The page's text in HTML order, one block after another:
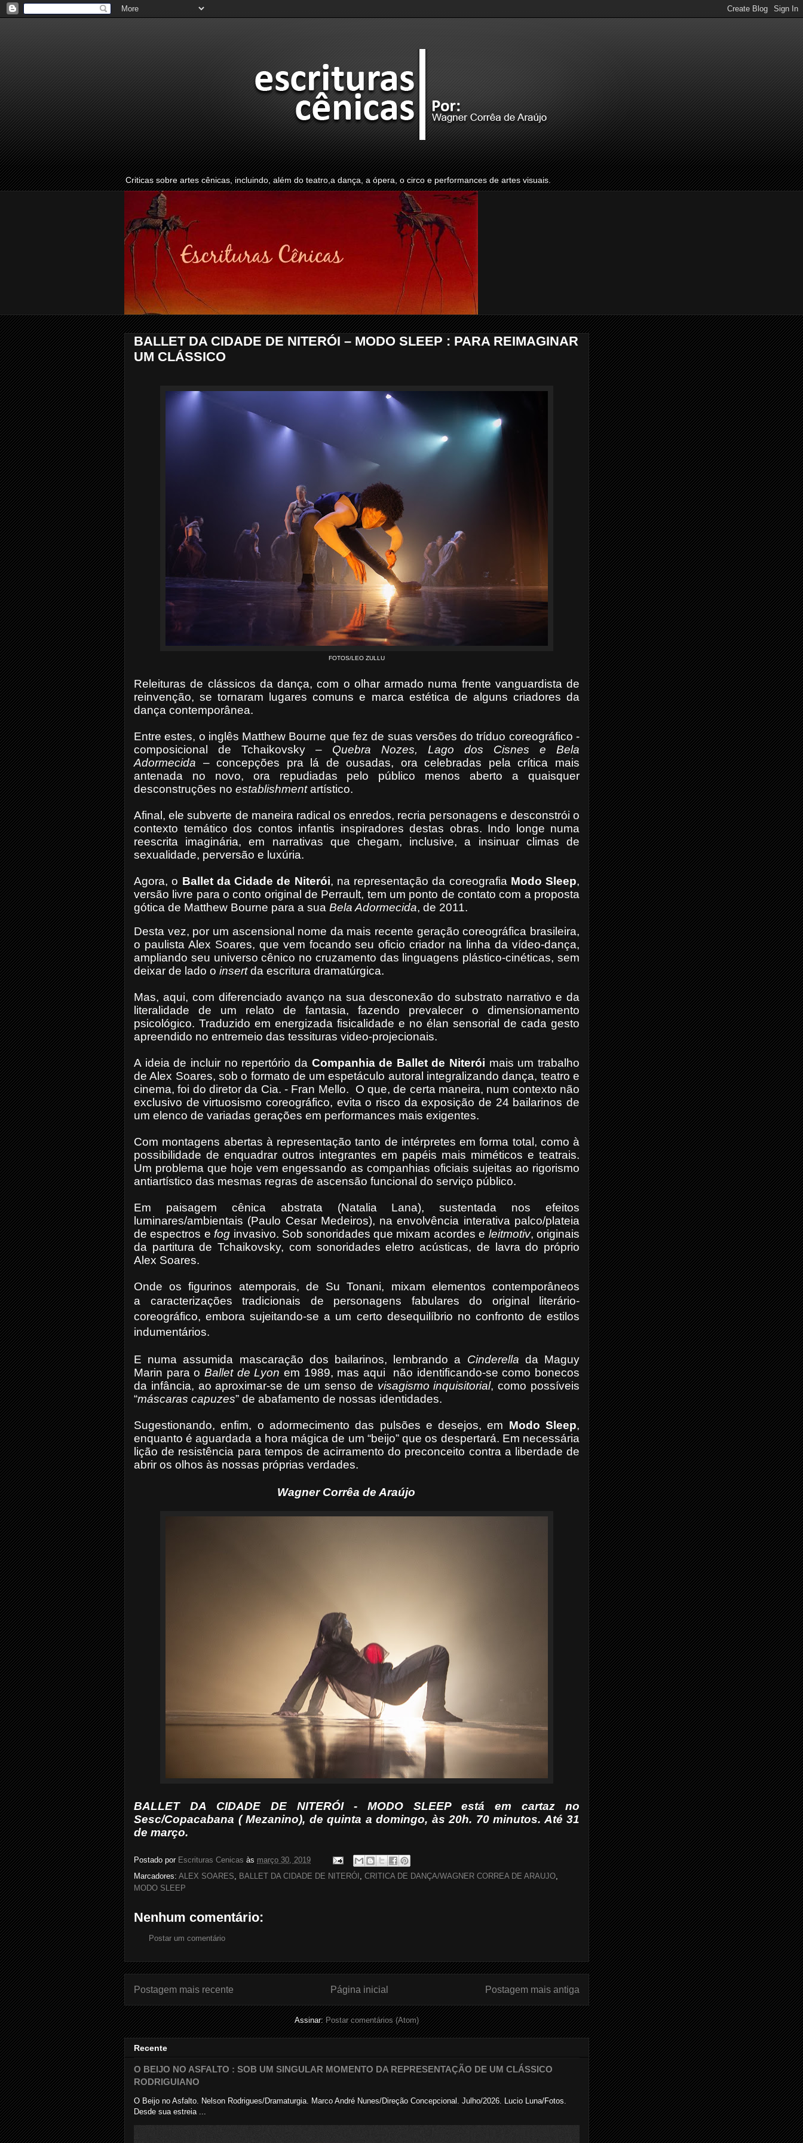
Criticas sobre artes cênicas, incluindo, além do teatro,a dança, a ópera, o circo e performances de artes visuais.
BALLET DA CIDADE DE NITERÓI – MODO SLEEP : PARA REIMAGINAR
UM CLÁSSICO
FOTOS/LEO ZULLU
Releituras de clássicos da dança, com o olhar armado numa frente vanguardista de
reinvenção, se tornaram lugares comuns e marca estética de alguns criadores da
dança contemporânea.
Entre estes, o inglês Matthew Bourne que fez de suas versões do tríduo coreográfico -
composicional de Tchaikovsky –
Quebra Nozes, Lago dos Cisnes e Bela
Adormecida – concepções pra lá de ousadas, ora celebradas pela crítica mais
antenada no novo, ora repudiadas pelo público menos aberto a quaisquer
desconstruções no establishmentartístico.
Afinal, ele subverte de maneira radical os enredos, recria personagens e desconstrói o
contexto temático dos contos infantis inspiradores destas obras. Indo longe numa
reescrita imaginária, em narrativas que chegam, inclusive, a insinuar climas de
sexualidade, perversão e luxúria.
Agora, o Ballet da Cidade de Niterói, na representação da coreografia Modo Sleep,
versão livre para o conto original de Perrault, tem um ponto de contato com a proposta
gótica de Matthew Bourne para a sua Bela Adormecida, de 2011.
Desta vez, por um ascensional nome da mais recente geração coreográfica brasileira,
o paulista Alex Soares, que vem focando seu oficio criador na linha da vídeo-dança,
ampliando seu universo cênico no cruzamento das linguagens plástico-cinéticas, sem
deixar de lado o insert da escritura dramatúrgica.
Mas, aqui, com diferenciado avanço na sua desconexão do substrato narrativo e da
literalidade de um relato de fantasia, fazendo prevalecer o dimensionamento
psicológico. Traduzido em energizada fisicalidade e no élan sensorial de cada gesto
apreendido no entremeio das tessituras video-projecionais.
A ideia de incluir no repertório da Companhia de Ballet de Niterói mais um trabalho
de Alex Soares, sob o formato de um espetáculo autoral integralizando dança, teatro e
cinema, foi do diretor da Cia. - Fran Mello.
O que, de certa maneira, num contexto não
exclusivo de virtuosismo coreográfico, evita o risco da exposição de 24 bailarinos de
um elenco de variadas gerações em performances mais exigentes.
Com montagens abertas à representação tanto de intérpretes em forma total, como à
possibilidade de enquadrar outros integrantes em papéis mais miméticos e teatrais.
Um problema que hoje vem engessando as companhias oficiais sujeitas ao rigorismo
antiartístico das mesmas regras de ascensão funcional do serviço público.
Em paisagem cênica abstrata (Natalia Lana), sustentada nos efeitos
luminares/ambientais (Paulo Cesar Medeiros), na envolvência interativa palco/plateia
de espectros e fog invasivo. Sob sonoridades que mixam acordes e leitmotiv, originais
da partitura de Tchaikovsky, com sonoridades eletro acústicas, de lavra do próprio
Alex Soares.
Onde os figurinos atemporais, de Su Tonani, mixam elementos contemporâneos
a caracterizações tradicionais de personagens fabulares do original literário-
coreográfico, embora sujeitando-se a um certo desequilíbrio no confronto de estilos
indumentários.
E numa assumida mascaração dos bailarinos, lembrando a Cinderella da Maguy
Marin para o Ballet de Lyon em 1989, mas aqui
não identificando-se como bonecos
da infância, ao aproximar-se de um senso de visagismo inquisitorial, como possíveis
“máscaras capuzes” de abafamento de nossas identidades.
Sugestionando, enfim, o adormecimento das pulsões e desejos, em Modo Sleep,
enquanto é aguardada a hora mágica de um “beijo” que os despertará. Em necessária
lição de resistência para tempos de acirramento do preconceito contra a liberdade de
abrir os olhos às nossas próprias verdades.
Wagner Corrêa de Araújo
BALLET DA CIDADE DE NITERÓI - MODO SLEEP está em cartaz no
Sesc/Copacabana ( Mezanino), de quinta a domingo, às 20h. 70 minutos. Até 31
de março.
Postado por Escrituras Cenicas às março 30, 2019
Marcadores: ALEX SOARES BALLET DA CIDADE DE NITERÓI CRITICA DE DANÇA/WAGNER CORREA DE ARAUJO
MODO SLEEP
Nenhum comentário:
Postar um comentário
Postagem mais recente Postagem mais antiga
Página inicial
Assinar:Postar comentários (Atom)
Recente
O BEIJO NO ASFALTO : SOB UM SINGULAR MOMENTO DA REPRESENTAÇÃO DE UM CLÁSSICO
RODRIGUIANO
O Beijo no Asfalto. Nelson Rodrigues/Dramaturgia. Marco André Nunes/Direção Concepcional. Julho/2026. Lucio Luna/Fotos.
Desde sua estreia ...